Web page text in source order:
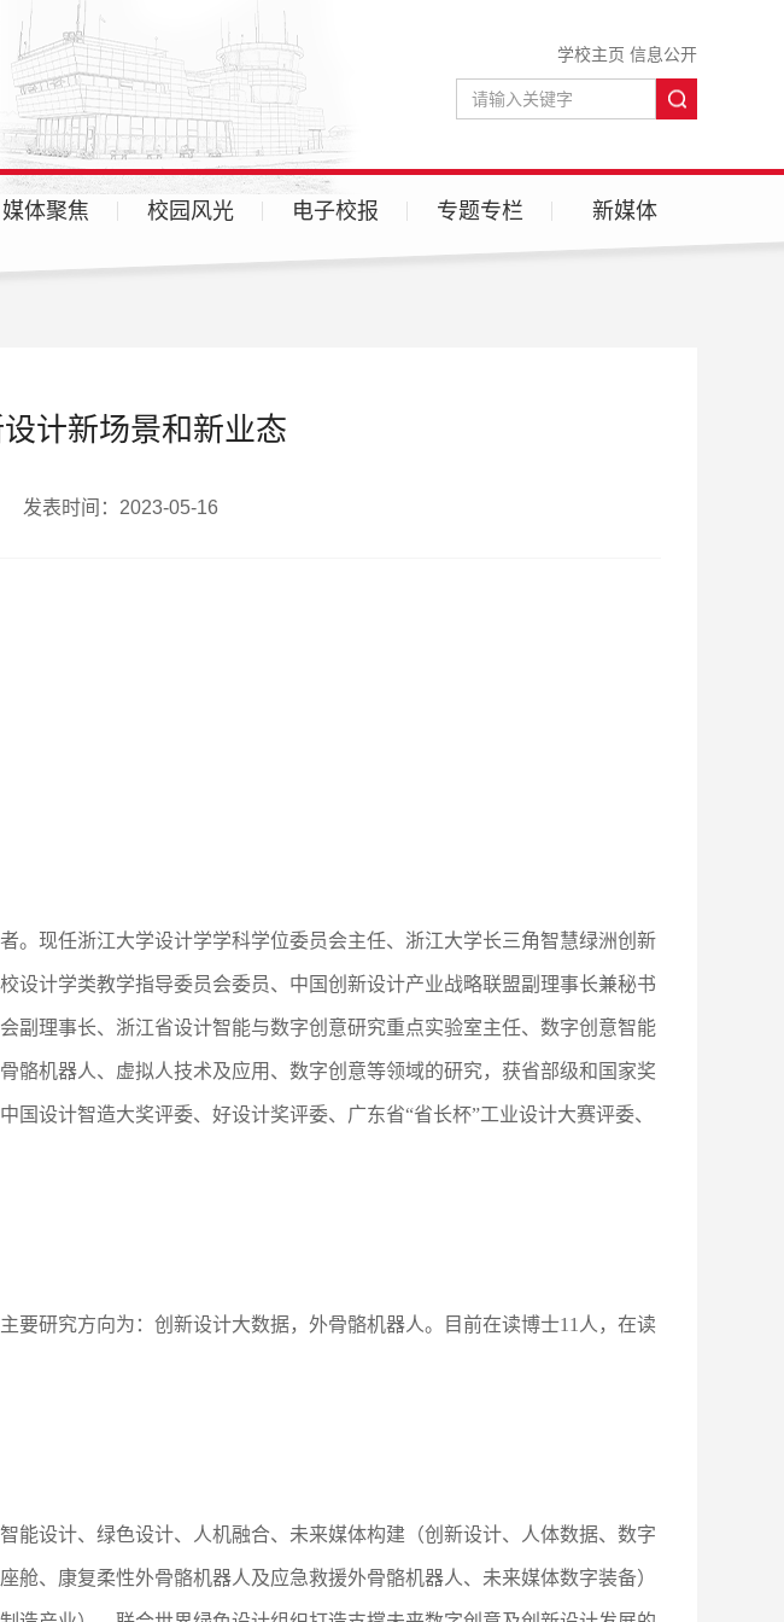
学校主页 信息公开
媒体聚焦 校园风光 电子校报 专题专栏 新媒体
计新场景和新业态
发表时间：2023-05-16
。现任浙江大学设计学学科学位委员会主任、浙江大学长三角智慧绿洲创新
设计学类教学指导委员会委员、中国创新设计产业战略联盟副理事长兼秘书
副理事长、浙江省设计智能与数字创意研究重点实验室主任、数字创意智能
机器人、虚拟人技术及应用、数字创意等领域的研究，获省部级和国家奖
设计智造大奖评委、好设计奖评委、广东省“省长杯”工业设计大赛评委、
要研究方向为：创新设计大数据，外骨骼机器人。目前在读博士11人，在读
能设计、绿色设计、人机融合、未来媒体构建（创新设计、人体数据、数字
、康复柔性外骨骼机器人及应急救援外骨骼机器人、未来媒体数字装备）